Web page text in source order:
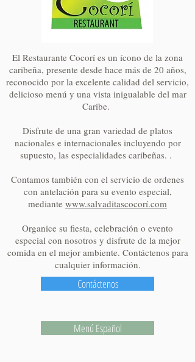
El Restaurante Cocorí es un ícono de la zona
caribeña, presente desde hace más de 20 años,
reconocido por la excelente calidad del servicio,
delicioso menú y una vista inigualable del mar
Caribe.
Disfrute de una gran variedad de platos
nacionales e internacionales incluyendo por
supuesto, las especialidades caribeñas. .
Contamos también con el servicio de ordenes
con antelación para su evento especial,
mediante www.salvaditascocorí.com
Organice su fiesta, celebración o evento
especial con nosotros y disfrute de la mejor
comida en el mejor ambiente. Contáctenos para
cualquier información.​​
Contáctenos
Menú Español